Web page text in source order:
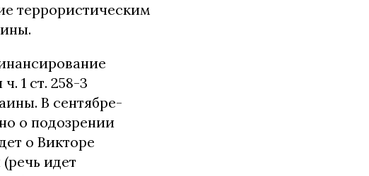
террористическим
1 ст. 258-3
В сентябре-
о подозрении
о Викторе
идет